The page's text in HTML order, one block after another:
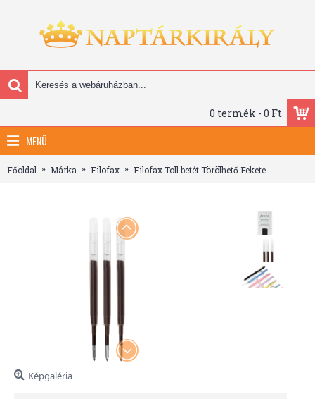
0 termék - 0 Ft
MENÜ
Főoldal Márka Filofax Filofax Toll betét Törölhető Fekete
Képgaléria